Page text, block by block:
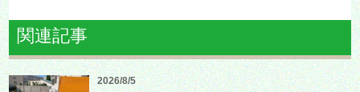
関連記事
2026/8/5